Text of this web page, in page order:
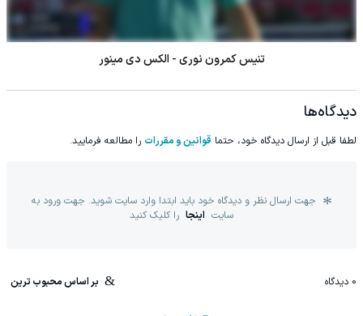
تنیس کمرون نوری - الکس دی مینور
دیدگاه‌ها
لطفا قبل از ارسال دیدگاه خود، حتما قوانین و مقررات را مطالعه فرمایید.
جهت ارسال نظر و دیدگاه خود باید ابتدا وارد سایت شوید. جهت ورود به
سایت اینجا را کلیک کنید
0 دیدگاه بر اساس محبوب ترین